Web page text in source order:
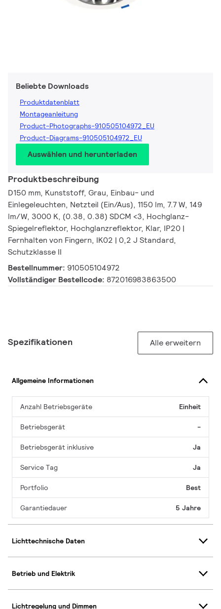
Beliebte Downloads
Produktdatenblatt
Montageanleitung
Product-Photographs-910505104972_EU
Product-Diagrams-910505104972_EU
Auswählen und herunterladen
Produktbeschreibung
D150 mm, Kunststoff, Grau, Einbau- und
Einlegeleuchten, Netzteil (Ein/Aus), 1150 lm, 7.7 W, 149
lm/W, 3000 K, (0.38, 0.38) SDCM <3, Hochglanz-
Spiegelreflektor, Hochglanzreflektor, Klar, IP20 |
Fernhalten von Fingern, IK02 | 0,2 J Standard,
Schutzklasse II
Bestellnummer: 910505104972
Vollständiger Bestellcode: 872016983863500
Spezifikationen Alle erweitern
Allgemeine Informationen
Anzahl Betriebsgeräte Einheit
Betriebsgerät -
Betriebsgerät inklusive Ja
Service Tag Ja
Portfolio Best
Garantiedauer 5 Jahre
Lichttechnische Daten
Betrieb und Elektrik
Lichtregelung und Dimmen